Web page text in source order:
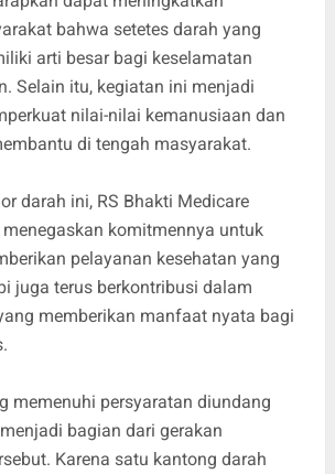
bahwa setetes darah yang
arti besar bagi keselamatan
Selain itu, kegiatan ini menjadi
nilai-nilai kemanusiaan dan
di tengah masyarakat.
darah ini, RS Bhakti Medicare
komitmennya untuk
pelayanan kesehatan yang
juga terus berkontribusi dalam
memberikan manfaat nyata bagi
memenuhi persyaratan diundang
bagian dari gerakan
Karena satu kantong darah